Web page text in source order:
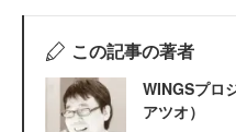
この記事の著者
WINGSプロ
アツオ）